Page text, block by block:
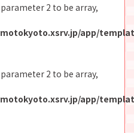
2 to be array,
app/
2 to be array,
app/